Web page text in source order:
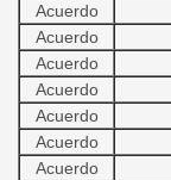
Acuerdo
Acuerdo
Acuerdo
Acuerdo
Acuerdo
Acuerdo
Acuerdo